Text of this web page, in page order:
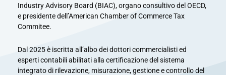
Industry Advisory Board (BIAC), organo consultivo del OECD,
e presidente dell’American Chamber of Commerce Tax
Commitee.
Dal 2025 è iscritta all’albo dei dottori commercialisti ed
esperti contabili abilitati alla certificazione del sistema
integrato di rilevazione, misurazione, gestione e controllo del